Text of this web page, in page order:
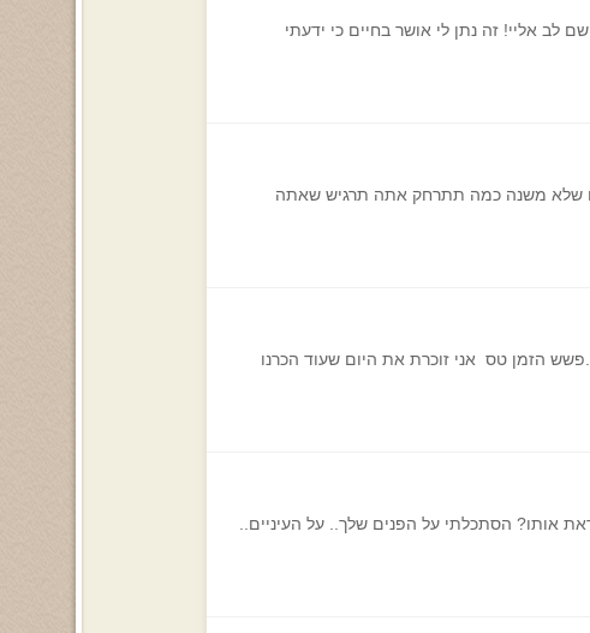
בבן ורק בשנתיים האחרונות הוא שם לב אליי! זה נתן לי אושר בחיים כי ידעתי
שלא משנה כמה תתרחק אתה תרגיש שאתה
לא תבין כמה בכלל אני אוהבת אותך אז מה אהובי 3 חודשים ביחד ...פשש הזמן טס אני זוכרת את היום שעוד הכרנו
אותו? הסתכלתי על הפנים שלך.. על העיניים..